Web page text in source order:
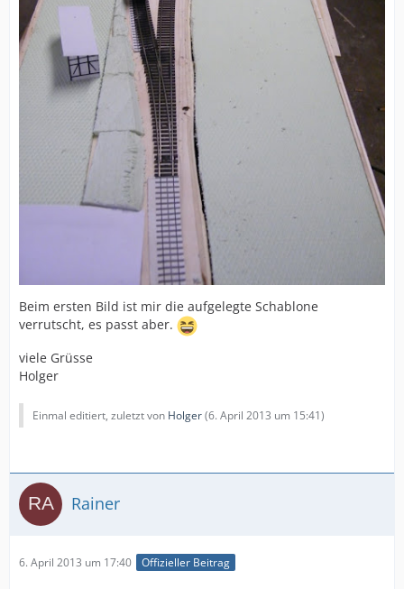
Beim ersten Bild ist mir die aufgelegte Schablone
verrutscht, es passt aber.
viele Grüsse
Holger
Einmal editiert, zuletzt von Holger(6. April 2013 um 15:41)
Rainer
6. April 2013 um 17:40 Offizieller Beitrag